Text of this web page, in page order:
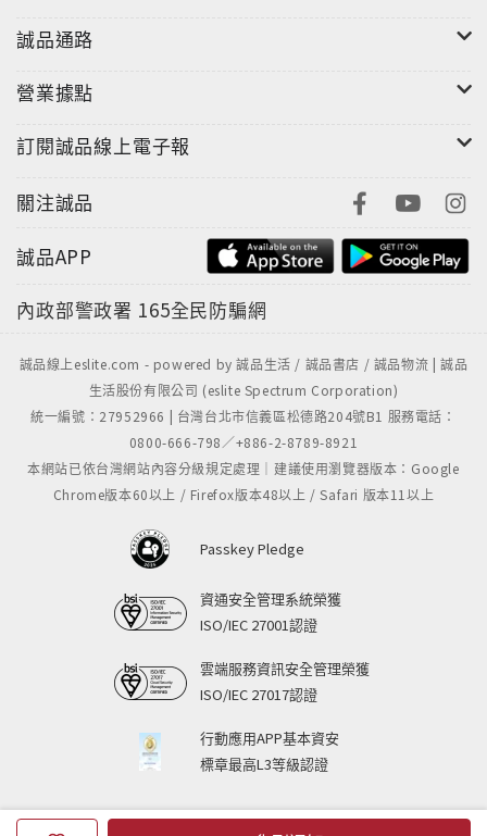
誠品通路
營業據點
訂閱誠品線上電子報
關注誠品
誠品APP
內政部警政署 165全民防騙網
誠品線上eslite.com - powered by 誠品生活 / 誠品書店 / 誠品物流 | 誠品
生活股份有限公司 (eslite Spectrum Corporation)
統一編號：27952966 | 台灣台北市信義區松德路204號B1 服務電話：
0800-666-798／+886-2-8789-8921
本網站已依台灣網站內容分級規定處理｜建議使用瀏覽器版本：Google
Chrome版本60以上 / Firefox版本48以上 / Safari 版本11以上
Passkey Pledge
資通安全管理系統榮獲
ISO/IEC 27001認證
雲端服務資訊安全管理榮獲
ISO/IEC 27017認證
行動應用APP基本資安
標章最高L3等級認證